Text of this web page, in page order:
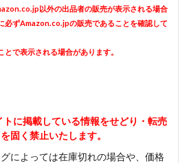
以外の出品者の販売が表示される場合
必ずAmazon.co.jpの販売であることを確認して
で表示される場合があります。
に掲載している情報をせどり・転売
固く禁止いたします。
によっては在庫切れの場合や、価格